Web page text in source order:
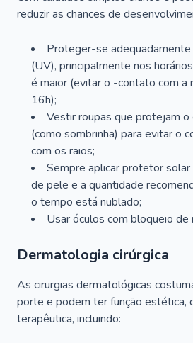
reduzir as chances de
Proteger-se
(UV), principalmente nos
é maior (evitar o -contato com a
16h);
Vestir roupas que protejam o
(como sombrinha) para evitar o
com os raios;
Sempre aplicar protetor
de pele e a quantidade
o tempo está nublado;
Usar óculos com bloqueio de
Dermatologia cirúrgica
As cirurgias dermatológicas
porte e podem ter função estética,
terapêutica, incluindo: